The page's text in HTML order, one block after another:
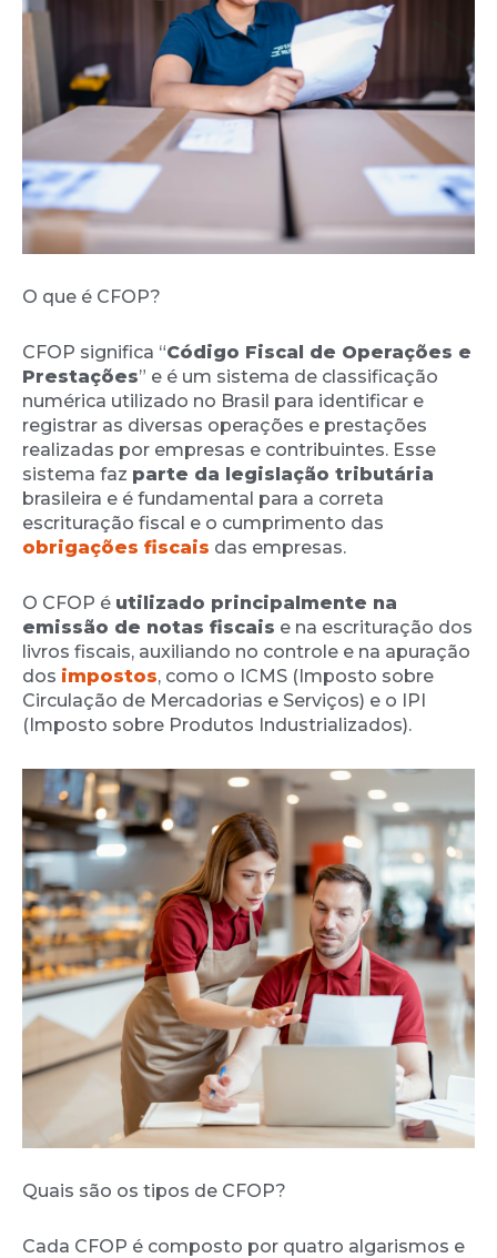
O que é CFOP?
CFOP significa “Código Fiscal de Operações e
Prestações” e é um sistema de classificação
numérica utilizado no Brasil para identificar e
registrar as diversas operações e prestações
realizadas por empresas e contribuintes. Esse
sistema faz parte da legislação tributária
brasileira e é fundamental para a correta
escrituração fiscal e o cumprimento das
obrigações fiscais das empresas.
O CFOP é utilizado principalmente na
emissão de notas fiscais e na escrituração dos
livros fiscais, auxiliando no controle e na apuração
dos impostos, como o ICMS (Imposto sobre
Circulação de Mercadorias e Serviços) e o IPI
(Imposto sobre Produtos Industrializados).
Quais são os tipos de CFOP?
Cada CFOP é composto por quatro algarismos e